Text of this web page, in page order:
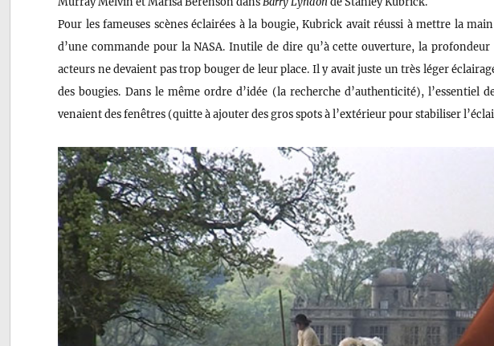
Pour les fameuses scènes éclairées à la bougie, Kubrick avait réussi à mettre la
d’une commande pour la NASA. Inutile de dire qu’à cette ouverture, la
acteurs ne devaient pas trop bouger de leur place. Il y avait juste un très léger
des bougies. Dans le même ordre d’idée (la recherche d’authenticité), l’essentiel
venaient des fenêtres (quitte à ajouter des gros spots à l’extérieur pour stabiliser